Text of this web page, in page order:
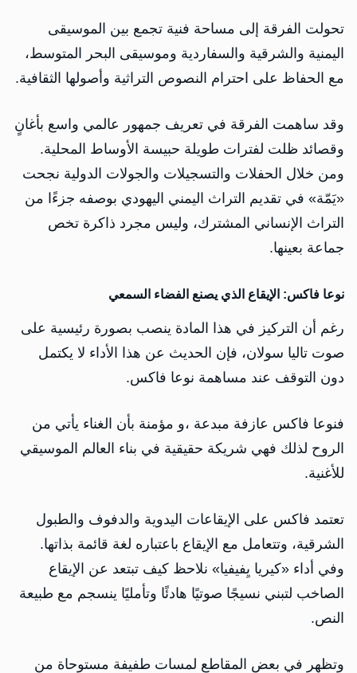
تحولت الفرقة إلى مساحة فنية تجمع بين الموسيقى
اليمنية والشرقية والسفاردية وموسيقى البحر المتوسط،
مع الحفاظ على احترام النصوص التراثية وأصولها الثقافية.
وقد ساهمت الفرقة في تعريف جمهور عالمي واسع بأغانٍ
وقصائد ظلت لفترات طويلة حبيسة الأوساط المحلية.
ومن خلال الحفلات والتسجيلات والجولات الدولية نجحت
«يَمّة» في تقديم التراث اليمني اليهودي بوصفه جزءًا من
التراث الإنساني المشترك، وليس مجرد ذاكرة تخص
جماعة بعينها.
نوعا فاكس: الإيقاع الذي يصنع الفضاء السمعي
رغم أن التركيز في هذا المادة ينصب بصورة رئيسية على
صوت تاليا سولان، فإن الحديث عن هذا الأداء لا يكتمل
دون التوقف عند مساهمة نوعا فاكس.
فنوعا فاكس عازفة مبدعة ،و مؤمنة بأن الغناء يأتي من
الروح لذلك فهي شريكة حقيقية في بناء العالم الموسيقي
للأغنية.
تعتمد فاكس على الإيقاعات اليدوية والدفوف والطبول
الشرقية، وتتعامل مع الإيقاع باعتباره لغة قائمة بذاتها.
وفي أداء «كيريا يِفيفيا» نلاحظ كيف تبتعد عن الإيقاع
الصاخب لتبني نسيجًا صوتيًا هادئًا وتأمليًا ينسجم مع طبيعة
النص.
وتظهر في بعض المقاطع لمسات طفيفة مستوحاة من